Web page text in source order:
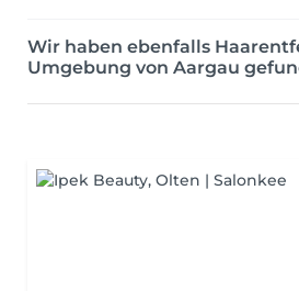
Wir haben ebenfalls
Umgebung von Aargau